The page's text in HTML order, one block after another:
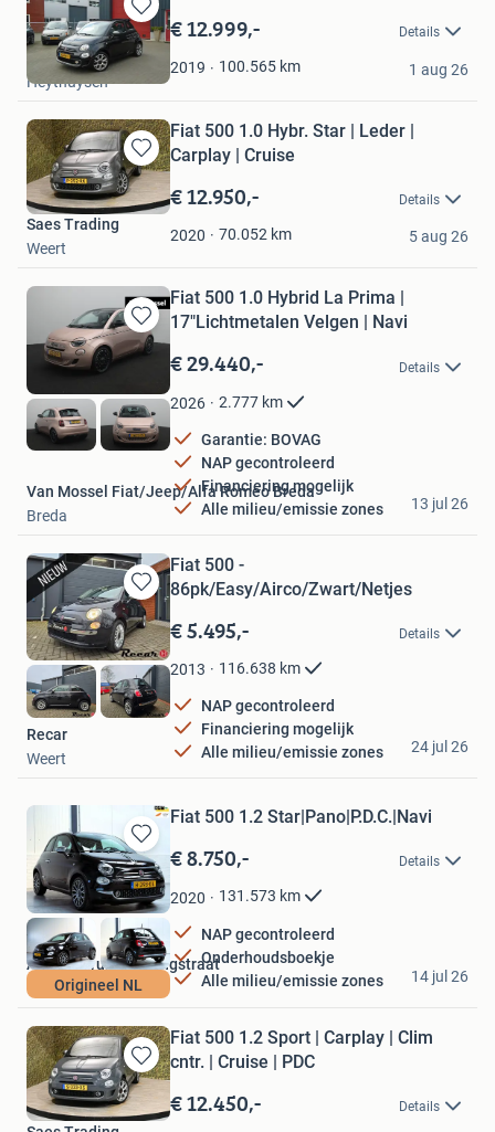
Bewaren
in
Mijn
Favorieten
€ 12.999,- Details
2019 100.565 km
T&J Auto's
Heythuysen
1 aug 26
Bewaren
in
Mijn
Favorieten
Fiat 500 1.0 Hybr. Star | Leder |
Carplay | Cruise
€ 12.950,- Details
2020 70.052 km
Saes Trading
Weert
5 aug 26
Bewaren
in
Favorieten
Fiat 500 1.0 Hybrid La Prima |
17"Lichtmetalen Velgen | Navi
€ 29.440,- Details
2026 2.777 km
Garantie: BOVAG
NAP gecontroleerd
Financiering mogelijk
Alle milieu/emissie zones
Van Mossel Fiat/Jeep/Alfa Romeo Breda
Breda
13 jul 26
Bewaren
in
Mijn
Favorieten
Fiat 500 -
86pk/Easy/Airco/Zwart/Netjes
€ 5.495,- Details
2013 116.638 km
NAP gecontroleerd
Financiering mogelijk
Alle milieu/emissie zones
Recar
Weert
24 jul 26
Bewaren
in
Mijn
Favorieten
Origineel NL
Fiat 500 1.2 Star|Pano|P.D.C.|Navi
€ 8.750,- Details
2020 131.573 km
NAP gecontroleerd
Onderhoudsboekje
Alle milieu/emissie zones
Autocentrum de Langstraat
Kaatsheuvel
14 jul 26
Bewaren
in
Mijn
Fiat 500 1.2 Sport | Carplay | Clim
cntr. | Cruise | PDC
€ 12.450,- Details